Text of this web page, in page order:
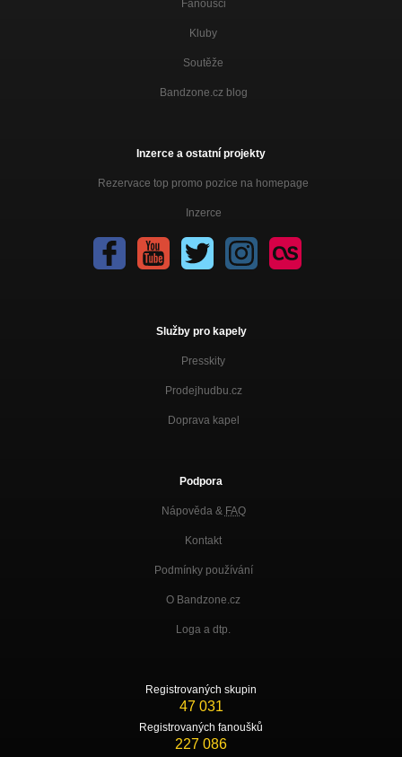
Fanoušci
Kluby
Soutěže
Bandzone.cz blog
Inzerce a ostatní projekty
Rezervace top promo pozice na homepage
Inzerce
Služby pro kapely
Presskity
Prodejhudbu.cz
Doprava kapel
Podpora
Nápověda & FAQ
Kontakt
Podmínky používání
O Bandzone.cz
Loga a dtp.
Registrovaných skupin
47 031
Registrovaných fanoušků
227 086